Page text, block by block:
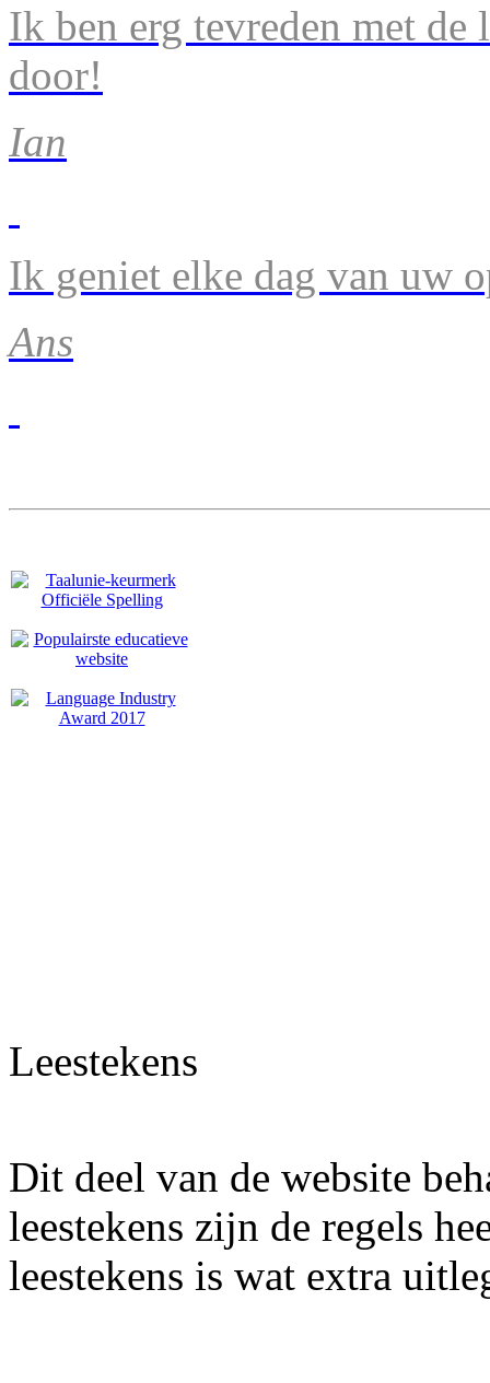
Ik ben erg tevreden met de
door!
Ian
Ik geniet elke dag van uw
Ans
Leestekens
Dit deel van de website
leestekens zijn de regels
leestekens is wat extra